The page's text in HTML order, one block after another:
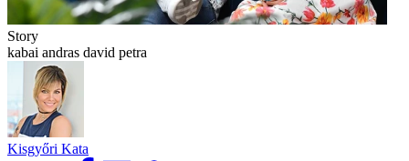
Story
kabai andras david petra
Kisgyőri Kata